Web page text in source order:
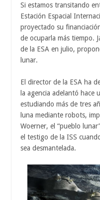
Si estamos transitando
Estación Espacial
proyectado su
de ocuparla más tiempo.
de la ESA en julio,
lunar.
El director de la ESA ha
la agencia adelantó hace
estudiando más de tres
luna mediante robots,
Woerner, el “pueblo
el testigo de la ISS
sea desmantelada.